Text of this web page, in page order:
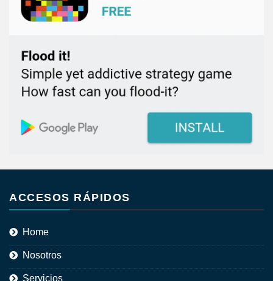
ACCESOS RÁPIDOS
Home
Nosotros
Servicios